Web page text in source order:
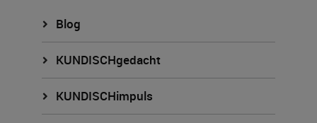
Blog
KUNDISCHgedacht
KUNDISCHimpuls